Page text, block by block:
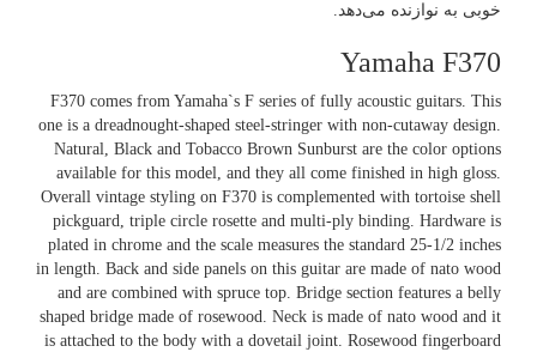
خوبی به نوازنده می‌دهد.
Yamaha F370
F370 comes from Yamaha`s F series of fully acoustic guitars. This
one is a dreadnought-shaped steel-stringer with non-cutaway design.
Natural, Black and Tobacco Brown Sunburst are the color options
available for this model, and they all come finished in high gloss.
Overall vintage styling on F370 is complemented with tortoise shell
pickguard, triple circle rosette and multi-ply binding. Hardware is
plated in chrome and the scale measures the standard 25-1/2 inches
in length. Back and side panels on this guitar are made of nato wood
and are combined with spruce top. Bridge section features a belly
shaped bridge made of rosewood. Neck is made of nato wood and it
is attached to the body with a dovetail joint. Rosewood fingerboard